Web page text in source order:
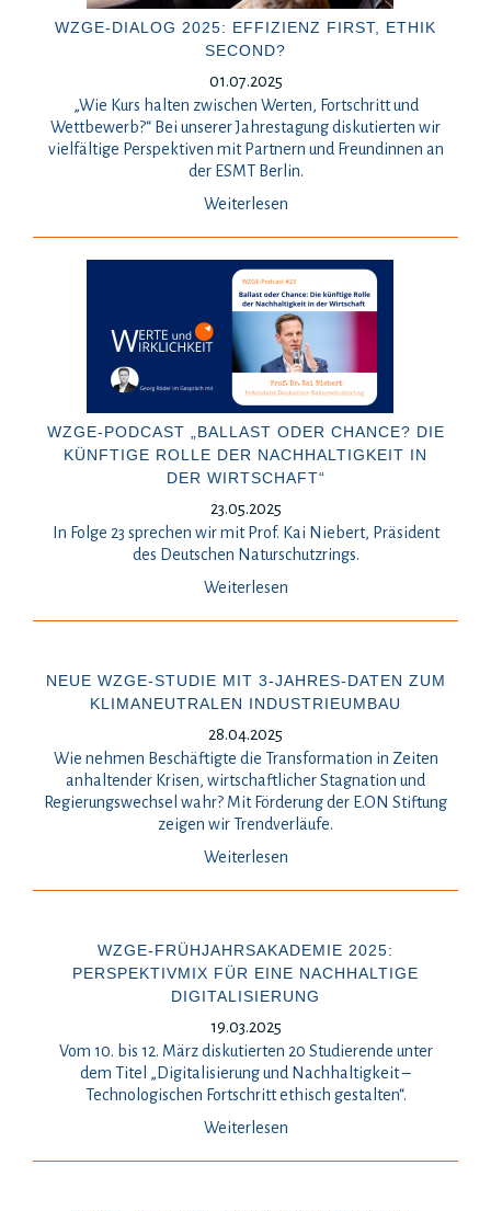
WZGE-DIALOG 2025: EFFIZIENZ FIRST, ETHIK
SECOND?
01.07.2025
„Wie Kurs halten zwischen Werten, Fortschritt und
Wettbewerb?“ Bei unserer Jahrestagung diskutierten wir
vielfältige Perspektiven mit Partnern und Freundinnen an
der ESMT Berlin.
Weiterlesen
WZGE-PODCAST „BALLAST ODER CHANCE? DIE
KÜNFTIGE ROLLE DER NACHHALTIGKEIT IN
DER WIRTSCHAFT“
23.05.2025
In Folge 23 sprechen wir mit Prof. Kai Niebert, Präsident
des Deutschen Naturschutzrings.
Weiterlesen
NEUE WZGE-STUDIE MIT 3-JAHRES-DATEN ZUM
KLIMANEUTRALEN INDUSTRIEUMBAU
28.04.2025
Wie nehmen Beschäftigte die Transformation in Zeiten
anhaltender Krisen, wirtschaftlicher Stagnation und
Regierungswechsel wahr? Mit Förderung der E.ON Stiftung
zeigen wir Trendverläufe.
Weiterlesen
WZGE-FRÜHJAHRSAKADEMIE 2025:
PERSPEKTIVMIX FÜR EINE NACHHALTIGE
DIGITALISIERUNG
19.03.2025
Vom 10. bis 12. März diskutierten 20 Studierende unter
dem Titel „Digitalisierung und Nachhaltigkeit –
Technologischen Fortschritt ethisch gestalten“.
Weiterlesen